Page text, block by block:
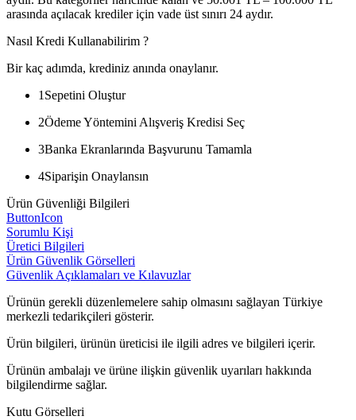
arasında açılacak krediler için vade üst sınırı 24 aydır.
Nasıl Kredi Kullanabilirim ?
Bir kaç adımda, krediniz anında onaylanır.
1 Sepetini Oluştur
2Ödeme Yöntemini Alışveriş Kredisi Seç
3Banka Ekranlarında Başvurunu Tamamla
4Siparişin Onaylansın
Ürün Güvenliği Bilgileri
ButtonIcon
Sorumlu Kişi
Üretici Bilgileri
Ürün Güvenlik Görselleri
Güvenlik Açıklamaları ve Kılavuzlar
Ürünün gerekli düzenlemelere sahip olmasını sağlayan Türkiye
merkezli tedarikçileri gösterir.
Ürün bilgileri, ürünün üreticisi ile ilgili adres ve bilgileri içerir.
Ürünün ambalajı ve ürüne ilişkin güvenlik uyarıları hakkında
bilgilendirme sağlar.
Kutu Görselleri